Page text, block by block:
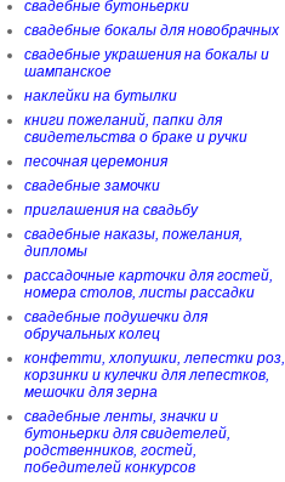
свадебные бутоньерки
свадебные бокалы для новобрачных
свадебные украшения на бокалы и
шампанское
наклейки на бутылки
книги пожеланий, папки для
свидетельства о браке и ручки
песочная церемония
свадебные замочки
приглашения на свадьбу
свадебные наказы, пожелания,
дипломы
рассадочные карточки для гостей,
номера столов, листы рассадки
свадебные подушечки для
обручальных колец
конфетти, хлопушки, лепестки роз,
корзинки и кулечки для лепестков,
мешочки для зерна
свадебные ленты, значки и
бутоньерки для свидетелей,
родственников, гостей,
победителей конкурсов